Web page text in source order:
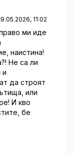
11:02
ми иде
наистина!
Не са ли
и
да строят
или
И кво
бе